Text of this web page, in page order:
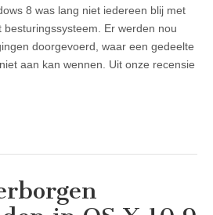
naar
bureaublad
8.1
8 was lang niet iedereen blij met
Er werden nou
doorgevoerd, waar een gedeelte
aan kan wennen. Uit onze recensie